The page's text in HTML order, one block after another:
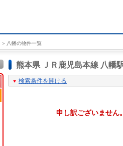
＞ 八幡の物件一覧
熊本県 ＪＲ鹿児島本線 八幡
検索条件を開ける
申し訳ございません